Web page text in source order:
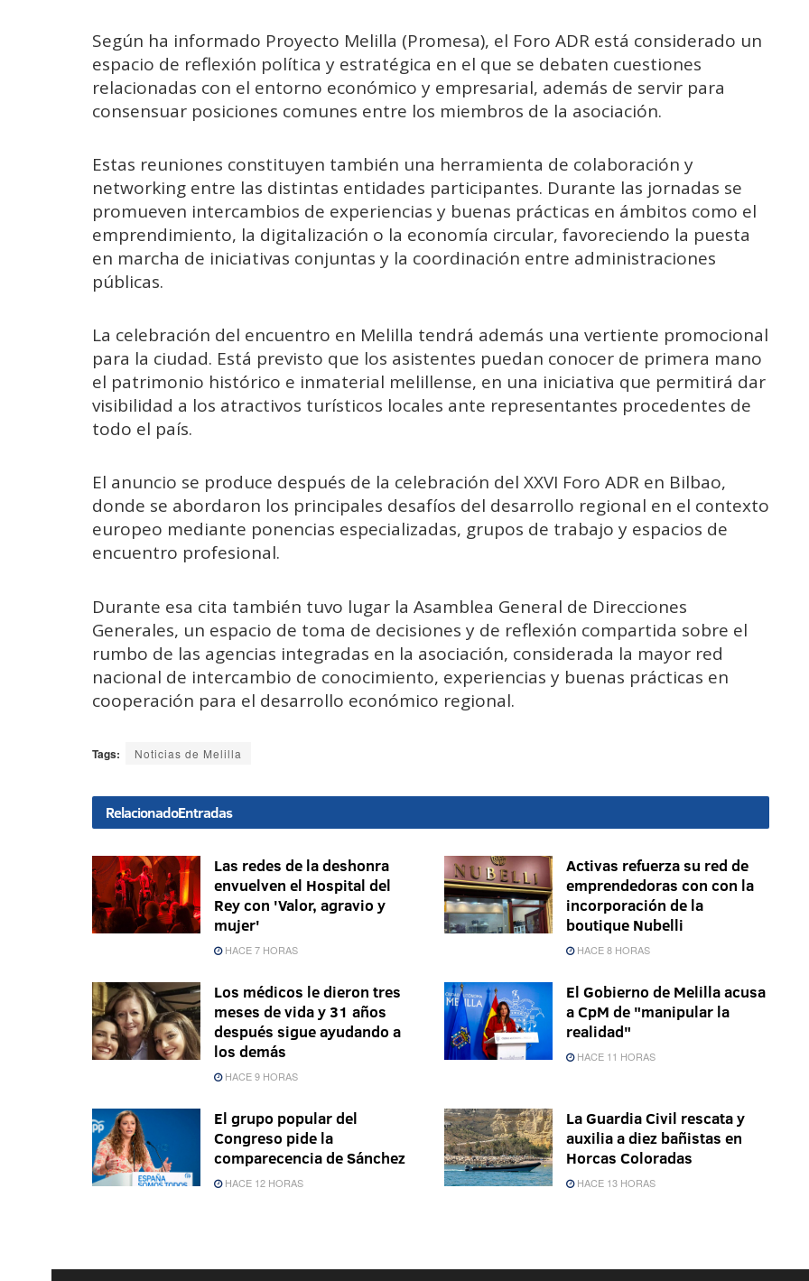
Según ha informado Proyecto Melilla (Promesa), el Foro ADR está considerado un
espacio de reflexión política y estratégica en el que se debaten cuestiones
relacionadas con el entorno económico y empresarial, además de servir para
consensuar posiciones comunes entre los miembros de la asociación.
Estas reuniones constituyen también una herramienta de colaboración y
networking entre las distintas entidades participantes. Durante las jornadas se
promueven intercambios de experiencias y buenas prácticas en ámbitos como el
emprendimiento, la digitalización o la economía circular, favoreciendo la puesta
en marcha de iniciativas conjuntas y la coordinación entre administraciones
públicas.
La celebración del encuentro en Melilla tendrá además una vertiente promocional
para la ciudad. Está previsto que los asistentes puedan conocer de primera mano
el patrimonio histórico e inmaterial melillense, en una iniciativa que permitirá dar
visibilidad a los atractivos turísticos locales ante representantes procedentes de
todo el país.
El anuncio se produce después de la celebración del XXVI Foro ADR en Bilbao,
donde se abordaron los principales desafíos del desarrollo regional en el contexto
europeo mediante ponencias especializadas, grupos de trabajo y espacios de
encuentro profesional.
Durante esa cita también tuvo lugar la Asamblea General de Direcciones
Generales, un espacio de toma de decisiones y de reflexión compartida sobre el
rumbo de las agencias integradas en la asociación, considerada la mayor red
nacional de intercambio de conocimiento, experiencias y buenas prácticas en
cooperación para el desarrollo económico regional.
Tags: Noticias de Melilla
RelacionadoEntradas
Las redes de la deshonra
envuelven el Hospital del
Rey con 'Valor, agravio y
mujer'
HACE 7 HORAS
Activas refuerza su red de
emprendedoras con con la
incorporación de la
boutique Nubelli
HACE 8 HORAS
Los médicos le dieron tres
meses de vida y 31 años
después sigue ayudando a
los demás
HACE 9 HORAS
El Gobierno de Melilla acusa
a CpM de "manipular la
realidad"
HACE 11 HORAS
El grupo popular del
Congreso pide la
comparecencia de Sánchez
HACE 12 HORAS
La Guardia Civil rescata y
auxilia a diez bañistas en
Horcas Coloradas
HACE 13 HORAS